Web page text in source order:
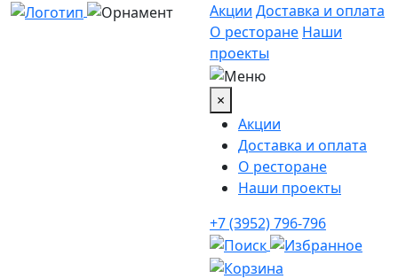
Акции Доставка и оплата
О ресторане Наши
проекты
×
Акции
Доставка и оплата
О ресторане
Наши проекты
+7 (3952) 796-796